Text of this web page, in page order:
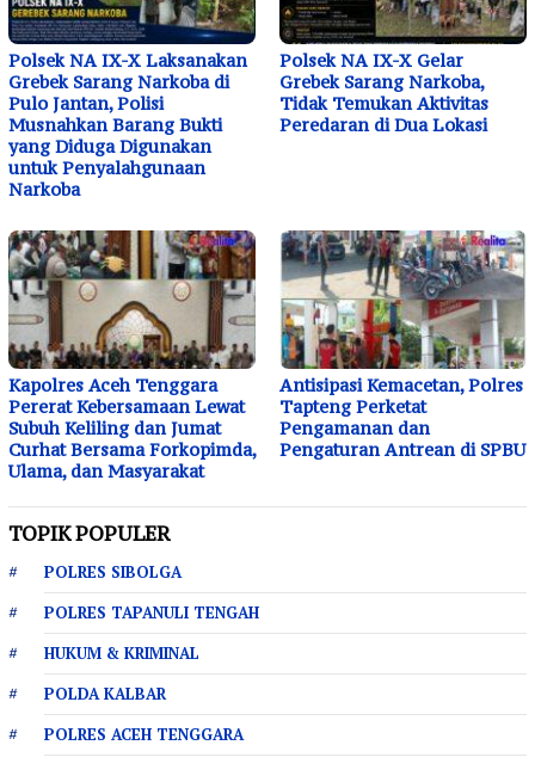
Polsek NA IX-X Laksanakan
Grebek Sarang Narkoba di
Pulo Jantan, Polisi
Musnahkan Barang Bukti
yang Diduga Digunakan
untuk Penyalahgunaan
Narkoba
Polsek NA IX-X Gelar
Grebek Sarang Narkoba,
Tidak Temukan Aktivitas
Peredaran di Dua Lokasi
Kapolres Aceh Tenggara
Pererat Kebersamaan Lewat
Subuh Keliling dan Jumat
Curhat Bersama Forkopimda,
Ulama, dan Masyarakat
Antisipasi Kemacetan, Polres
Tapteng Perketat
Pengamanan dan
Pengaturan Antrean di SPBU
TOPIK POPULER
POLRES SIBOLGA
POLRES TAPANULI TENGAH
HUKUM & KRIMINAL
POLDA KALBAR
POLRES ACEH TENGGARA